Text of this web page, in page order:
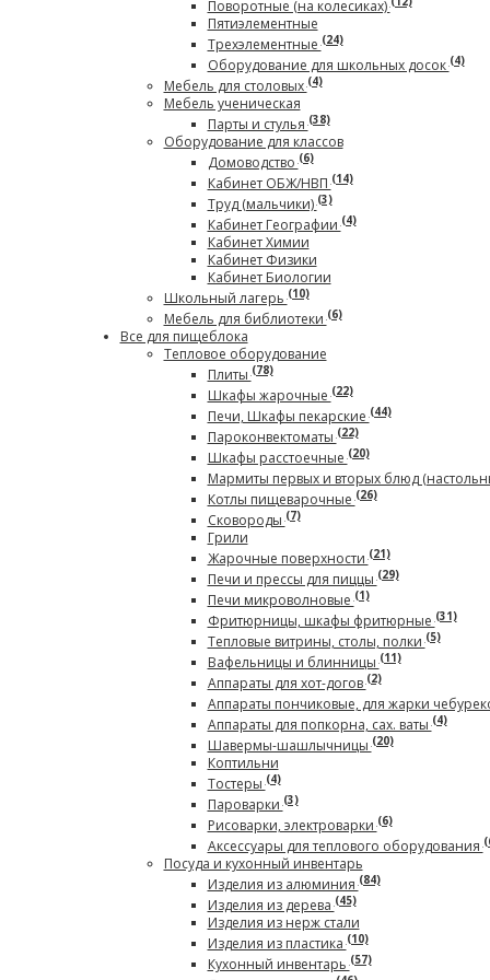
Поворотные (на колесиках)
Пятиэлементные
Трехэлементные(24)
Оборудование для школьных досок(4)
Мебель для столовых(4)
Мебель ученическая
Парты и стулья(38)
Оборудование для классов
Домоводство(6)
Кабинет ОБЖ/НВП(14)
Труд (мальчики)(3)
Кабинет Географии(4)
Кабинет Химии
Кабинет Физики
Кабинет Биологии
Школьный лагерь(10)
Мебель для библиотеки(6)
Все для пищеблока
Тепловое оборудование
Плиты(78)
Шкафы жарочные(22)
Печи, Шкафы пекарские(44)
Пароконвектоматы(22)
Шкафы расстоечные(20)
Мармиты первых и вторых блюд
Котлы пищеварочные(26)
Сковороды(7)
Грили
Жарочные поверхности(21)
Печи и прессы для пиццы(29)
Печи микроволновые(1)
Фритюрницы, шкафы фритюрные(31)
Тепловые витрины, столы, полки(5)
Вафельницы и блинницы(11)
Аппараты для хот-догов(2)
Аппараты пончиковые, для жарки
Аппараты для попкорна, сах. ваты(4)
Шавермы-шашлычницы(20)
Коптильни
Тостеры(4)
Пароварки(3)
Рисоварки, электроварки(6)
Аксессуары для теплового оборудования
Посуда и кухонный инвентарь
Изделия из алюминия(84)
Изделия из дерева(45)
Изделия из нерж стали
Изделия из пластика(10)
Кухонный инвентарь(57)